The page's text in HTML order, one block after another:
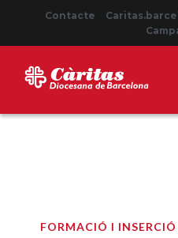
Contacte
FORMACIÓ I